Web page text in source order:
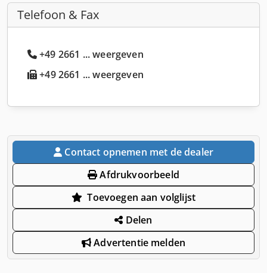
Telefoon & Fax
+49 2661 ... weergeven
+49 2661 ... weergeven
Contact opnemen met de dealer
Afdrukvoorbeeld
Toevoegen aan volglijst
Delen
Advertentie melden